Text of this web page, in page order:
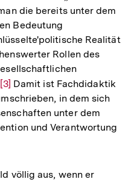
die bereits unter dem
Bedeutung
Realität
Rollen des
Zur
Auflösung
der
Fußnote
[3] Damit ist Fachdidaktik
in dem sich
unter dem
und Verantwortung
völlig aus, wenn er